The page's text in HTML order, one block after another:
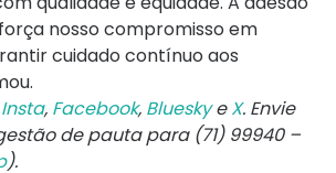
nosso compromisso em
cuidado contínuo aos
Insta, Facebook, BlueskyeX. Envie
de pauta para (71) 99940 –
).